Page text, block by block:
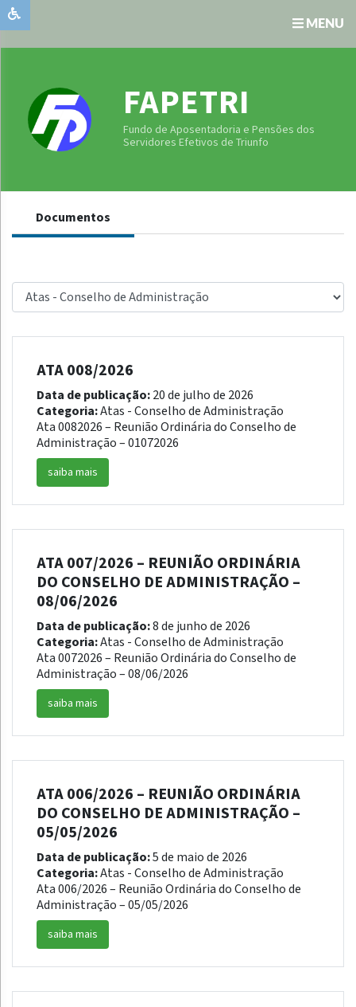
MENU
Institucional
Gestora
Publicações
Oficiais
Serviços
FAPETRI
Fundo de Aposentadoria e Pensões dos
Servidores Efetivos de Triunfo
Documentos
ATA 008/2026
Data de publicação:20 de julho de 2026
Categoria:Atas - Conselho de Administração
Ata 0082026 – Reunião Ordinária do Conselho de
Administração – 01072026
saiba mais
ATA 007/2026 – REUNIÃO ORDINÁRIA
DO CONSELHO DE ADMINISTRAÇÃO –
08/06/2026
Data de publicação:8 de junho de 2026
Categoria:Atas - Conselho de Administração
Ata 0072026 – Reunião Ordinária do Conselho de
Administração – 08/06/2026
saiba mais
ATA 006/2026 – REUNIÃO ORDINÁRIA
DO CONSELHO DE ADMINISTRAÇÃO –
05/05/2026
Data de publicação:5 de maio de 2026
Categoria:Atas - Conselho de Administração
Ata 006/2026 – Reunião Ordinária do Conselho de
Administração – 05/05/2026
saiba mais